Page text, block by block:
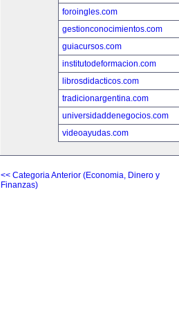
foroingles.com
gestionconocimientos.com
guiacursos.com
institutodeformacion.com
librosdidacticos.com
tradicionargentina.com
universidaddenegocios.com
videoayudas.com
<< Categoria Anterior (Economia, Dinero y
Finanzas)